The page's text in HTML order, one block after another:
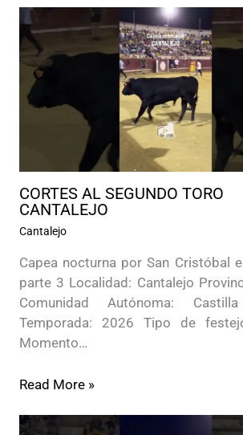
CORTES AL SEGUNDO TORO
CANTALEJO
Cantalejo
Capea nocturna por San Cristóbal
parte 3 Localidad: Cantalejo
Comunidad Autónoma:
Temporada: 2026 Tipo de
Momento…
Read More »